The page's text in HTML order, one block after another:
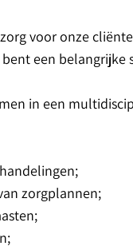
voor onze
een belangrijke
in een
zorgplannen;